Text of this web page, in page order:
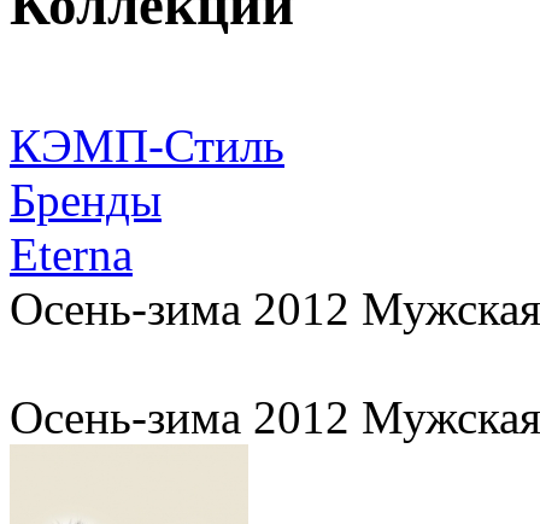
КЭМП-Стиль
Бренды
Eterna
Осень-зима 2012
Осень-зима 2012